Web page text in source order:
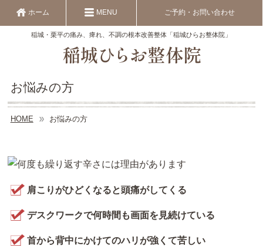
稲城・栗平の痛み、痺れ、不調の根本改善整体「稲城ひらお整体院」
ホーム ご予約・お問い合わせ
MENU
お悩みの方
HOME お悩みの方
肩こりがひどくなると頭痛がしてくる
デスクワークで何時間も画面を見続けている
首から背中にかけてのハリが強くて苦しい